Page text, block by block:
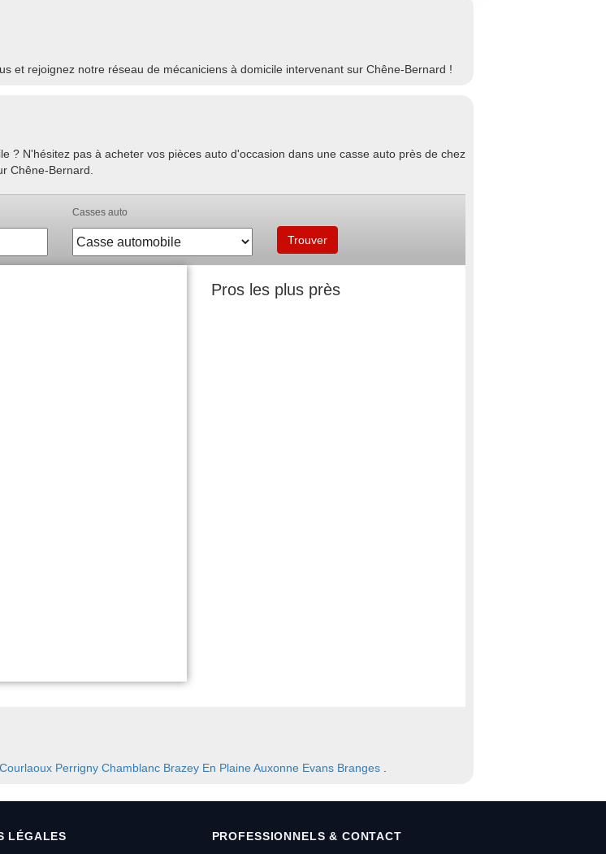
et rejoignez notre réseau de mécaniciens à domicile intervenant sur Chêne-Bernard !
? N'hésitez pas à acheter vos pièces auto d'occasion dans une casse auto près de chez
Chêne-Bernard.
Courlaoux Perrigny Chamblanc Brazey En Plaine Auxonne Evans Branges
LÉGALES PROFESSIONNELS & CONTACT